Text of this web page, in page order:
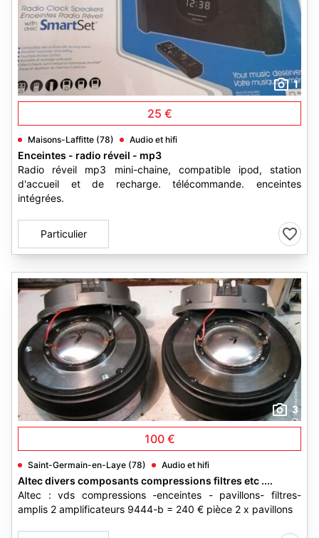
1
25 €
Maisons-Laffitte (78) Audio et hifi
Enceintes - radio réveil - mp3
Radio réveil mp3 mini-chaine, compatible ipod, station
d'accueil et de recharge. télécommande. enceintes
intégrées.
Particulier
3
100 €
Saint-Germain-en-Laye (78) Audio et hifi
Altec divers composants compressions filtres etc ....
Altec : vds compressions -enceintes - pavillons- filtres-
amplis 2 amplificateurs 9444-b = 240 € pièce 2 x pavillons